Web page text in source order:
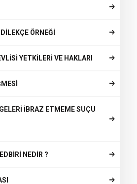
ÖRNEĞİ
YETKİLERİ VE HAKLARI
İBRAZ ETMEME SUÇU
NEDİR ?